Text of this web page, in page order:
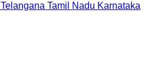
Telangana Tamil Nadu Karnataka